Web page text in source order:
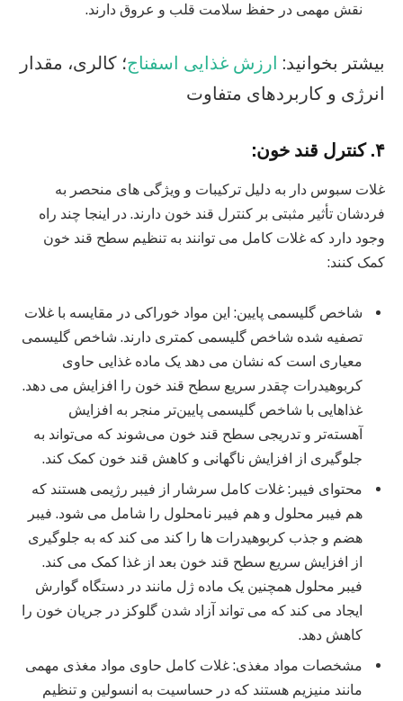
نقش مهمی در حفظ سلامت قلب و عروق دارند.
بیشتر بخوانید: ارزش غذایی اسفناج؛ کالری، مقدار
انرژی و کاربردهای متفاوت
۴. کنترل قند خون:
غلات سبوس دار به دلیل ترکیبات و ویژگی های منحصر به
فردشان تأثیر مثبتی بر کنترل قند خون دارند. در اینجا چند راه
وجود دارد که غلات کامل می توانند به تنظیم سطح قند خون
کمک کنند:
شاخص گلیسمی پایین: این مواد خوراکی در مقایسه با غلات
تصفیه شده شاخص گلیسمی کمتری دارند. شاخص گلیسمی
معیاری است که نشان می دهد یک ماده غذایی حاوی
کربوهیدرات چقدر سریع سطح قند خون را افزایش می دهد.
غذاهایی با شاخص گلیسمی پایین‌تر منجر به افزایش
آهسته‌تر و تدریجی سطح قند خون می‌شوند که می‌تواند به
جلوگیری از افزایش ناگهانی و کاهش قند خون کمک کند.
محتوای فیبر: غلات کامل سرشار از فیبر رژیمی هستند که
هم فیبر محلول و هم فیبر نامحلول را شامل می شود. فیبر
هضم و جذب کربوهیدرات ها را کند می کند که به جلوگیری
از افزایش سریع سطح قند خون بعد از غذا کمک می کند.
فیبر محلول همچنین یک ماده ژل مانند در دستگاه گوارش
ایجاد می کند که می تواند آزاد شدن گلوکز در جریان خون را
کاهش دهد.
مشخصات مواد مغذی: غلات کامل حاوی مواد مغذی مهمی
مانند منیزیم هستند که در حساسیت به انسولین و تنظیم